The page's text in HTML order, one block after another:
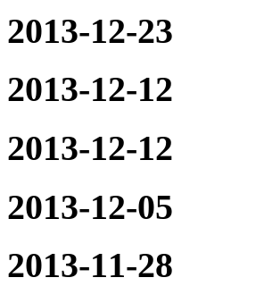
2013-12-23
2013-12-12
2013-12-12
2013-12-05
2013-11-28